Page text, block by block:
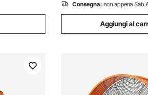
Consegna: non appena
Aggiungi al